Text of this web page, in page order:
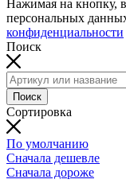
Нажимая на кнопку,
персональных
конфиденциальности
Поиск
Поиск
Сортировка
По умолчанию
Сначала дешевле
Сначала дороже